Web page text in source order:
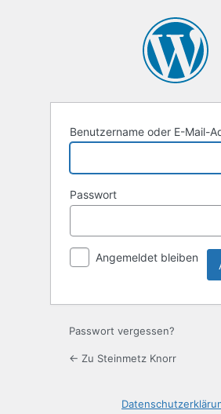
Benutzername oder E-Mail-
Passwort
Angemeldet bleiben
Passwort vergessen?
← Zu Steinmetz Knorr